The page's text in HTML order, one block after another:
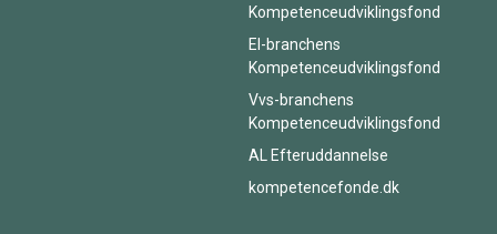
Kompetenceudviklingsfond
El-branchens
Kompetenceudviklingsfond
Vvs-branchens
Kompetenceudviklingsfond
AL Efteruddannelse
kompetencefonde.dk